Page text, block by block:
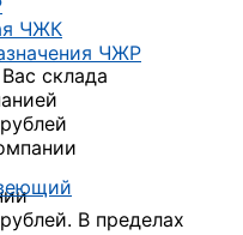
ЧЖК
ЧЖР
склада
В пределах